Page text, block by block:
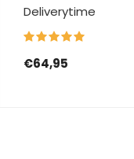
Deliverytime
€64,95